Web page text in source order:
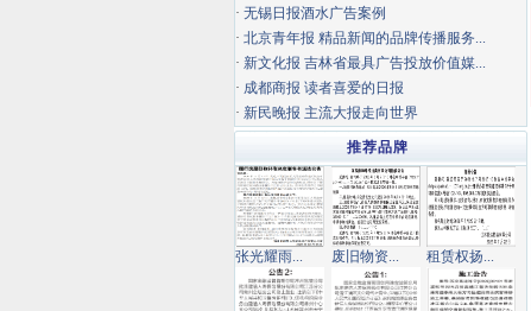
· 无锡日报酒水广告案例
· 北京青年报 精品新闻的品牌传播服务...
· 新文化报 吉林省最具广告投放价值媒...
· 成都商报 读者喜爱的日报
· 新民晚报 主流大报走向世界
推荐品牌
张光耀雨... 废旧物资... 租赁权扬...